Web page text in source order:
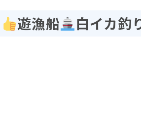
遊漁船 白イカ釣